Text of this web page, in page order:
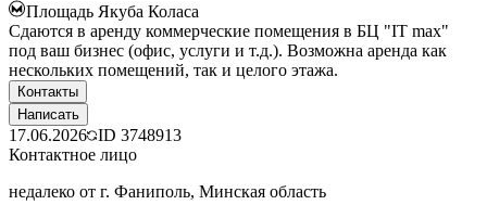
Площадь Якуба Коласа
Сдаются в аренду коммерческие помещения в БЦ "IT max"
под ваш бизнес (офис, услуги и т.д.). Возможна аренда как
нескольких помещений, так и целого этажа.
Контакты
Написать
17.06.2026 ID 3748913
Контактное лицо
недалеко от г. Фаниполь, Минская область